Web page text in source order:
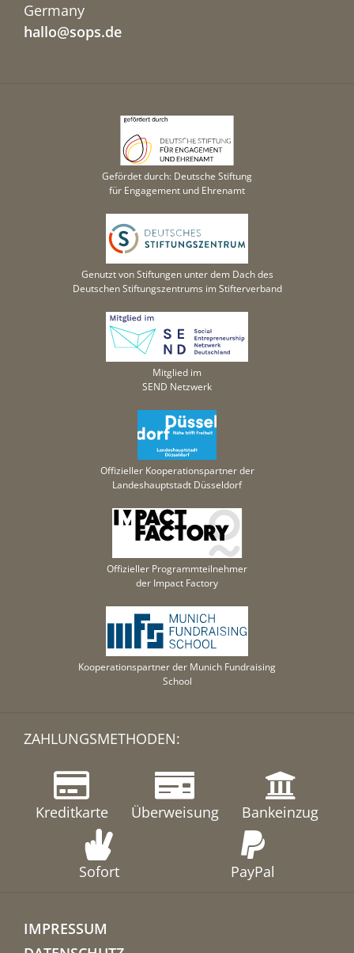
Germany
hallo@sops.de
Gefördet durch: Deutsche Stiftung
für Engagement und Ehrenamt
Genutzt von Stiftungen unter dem Dach des
Deutschen Stiftungszentrums im Stifterverband
Mitglied im
SEND Netzwerk
Offizieller Kooperationspartner der
Landeshauptstadt Düsseldorf
Offizieller Programmteilnehmer
der Impact Factory
Kooperationspartner der Munich Fundraising
School
ZAHLUNGSMETHODEN:
Kreditkarte Überweisung Bankeinzug
Sofort PayPal
IMPRESSUM